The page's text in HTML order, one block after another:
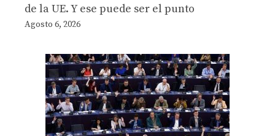
de la UE. Y ese puede ser el punto
Agosto 6, 2026